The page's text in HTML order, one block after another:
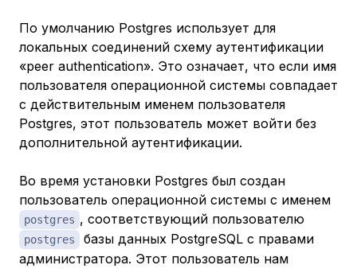
По умолчанию Postgres использует для
локальных соединений схему аутентификации
«peer authentication». Это означает, что если имя
пользователя операционной системы совпадает
с действительным именем пользователя
Postgres, этот пользователь может войти без
дополнительной аутентификации.
Во время установки Postgres был создан
пользователь операционной системы с именем
postgres , соответствующий пользователю
postgres
базы данных PostgreSQL с правами
администратора. Этот пользователь нам